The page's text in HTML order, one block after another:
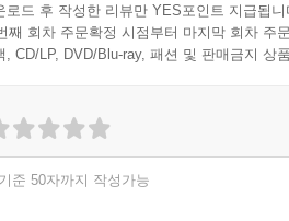
로드 후 작성한 리뷰만 YES포인트 지급됩니
째 회차 주문확정 시점부터 마지막 회차 주
, CD/LP, DVD/Blu-ray, 패션 및 판매금지 상
준 50자까지 작성가능